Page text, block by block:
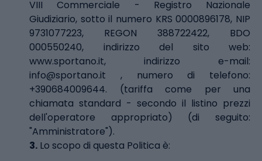
VIII Commerciale - Registro Nazionale
Giudiziario, sotto il numero KRS 0000896178, NIP
9731077223, REGON 388722422, BDO
000550240, indirizzo del sito web:
www.sportano.it, indirizzo e-mail:
info@sportano.it , numero di telefono:
+390684009644. (tariffa come per una
chiamata standard - secondo il listino prezzi
dell'operatore appropriato) (di seguito:
"Amministratore").
3. Lo scopo di questa Politica è: